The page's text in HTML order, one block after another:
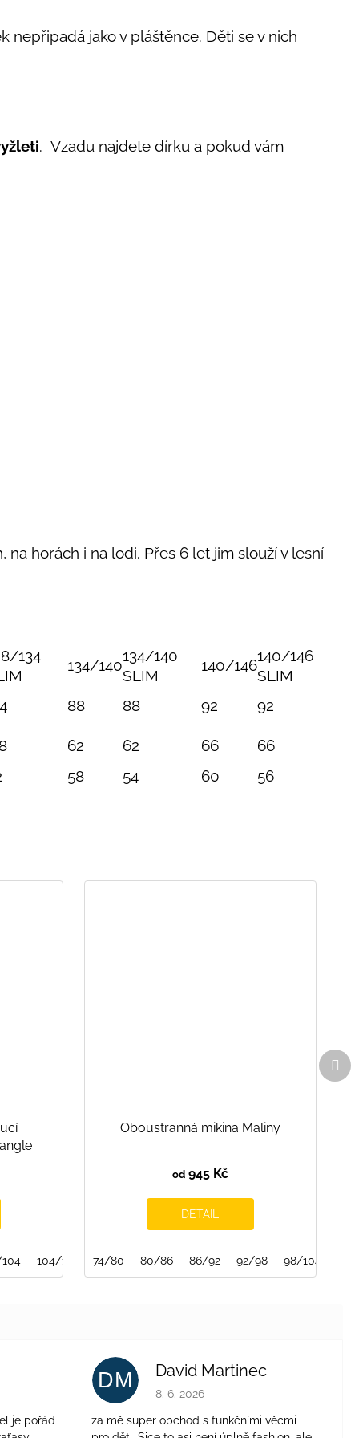
nepřipadá jako v pláštěnce. Děti se v nich
. Vzadu najdete dírku a pokud vám
horách i na lodi. Přes 6 let jim slouží v lesní
134
134/140
134/140
SLIM
140/146
140/146
SLIM
88 88 92
92
62 62 66
66
58 54 60 56
104/110 110/116 116/122 122/128 128/134
Oboustranná mikina Maliny
od 945 Kč
DETAIL
74/80 80/86 86/92 92/98 98/104
4 z 5 hvězdiček.
je pořád
DM David Martinec
Hodnocení obchodu je 5 z 5 hvězdiček.
8. 6. 2026
za mě super obchod s funkčními věcmi